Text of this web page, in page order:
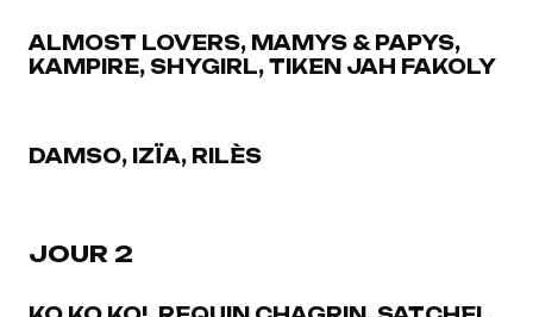
ALMOST LOVERS, MAMYS & PAPYS,
KAMPIRE, SHYGIRL, TIKEN JAH FAKOLY
DAMSO, IZÏA, RILÈS
JOUR 2